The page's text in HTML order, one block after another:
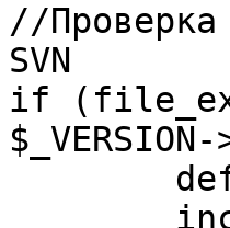
//Проверка
SVN
if